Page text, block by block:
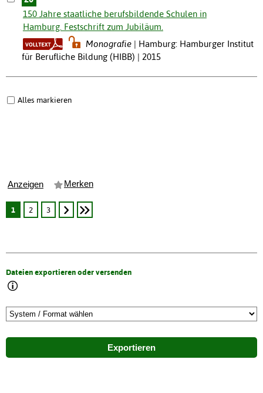
150 Jahre staatliche berufsbildende Schulen in
Hamburg. Festschrift zum Jubiläum.
Monografie
Hamburg: Hamburger Institut
für Berufliche Bildung (HIBB) | 2015
Alles markieren
Anzeigen Merken
1 2 3
Dateien exportieren oder versenden
Exportieren